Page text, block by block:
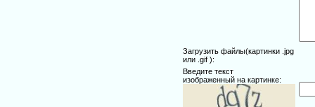
Загрузить файлы(картинки .jpg
или .gif ):
Введите текст
изображенный на картинке: